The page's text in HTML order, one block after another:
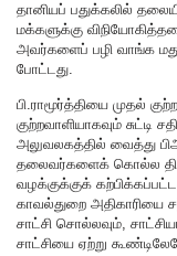
தானியப் பதுக்கலில்
மக்களுக்கு
அவர்களைப் பழி வாங்க
போட்டது.
பி.ராமூர்த்தியை முதல்
குற்றவாளியாகவும் சுட்டி
அலுவலகத்தில் வைத்து
தலைவர்களைக் கொல்ல
வழக்குக்குக்
காவல்துறை அதிகாரியை
சாட்சி சொல்லவும்,
சாட்சியை ஏற்று